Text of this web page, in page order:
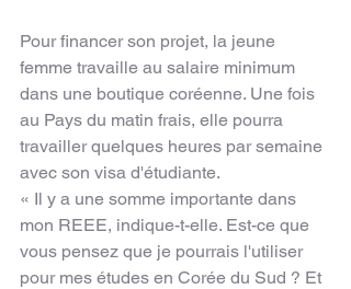
Pour financer son projet, la jeune
femme travaille au salaire minimum
dans une boutique coréenne. Une fois
au Pays du matin frais, elle pourra
travailler quelques heures par semaine
avec son visa d'étudiante.
« Il y a une somme importante dans
mon REEE, indique-t-elle. Est-ce que
vous pensez que je pourrais l'utiliser
pour mes études en Corée du Sud ? Et